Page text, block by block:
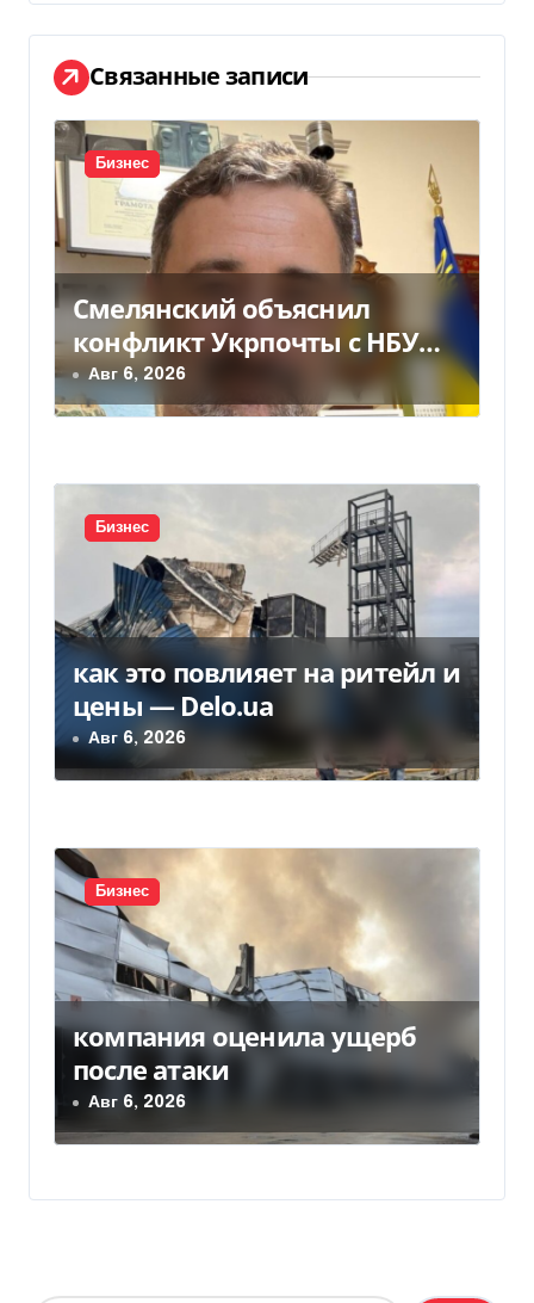
г
а
ц
и
я
п
о
з
а
и
я
м
Связанные записи
Бизнес
Смелянский объяснил
конфликт Укрпочты с НБУ
из-за платежек
Авг 6, 2026
Бизнес
как это повлияет на ритейл и
цены — Delo.ua
Авг 6, 2026
Бизнес
компания оценила ущерб
после атаки
Авг 6, 2026